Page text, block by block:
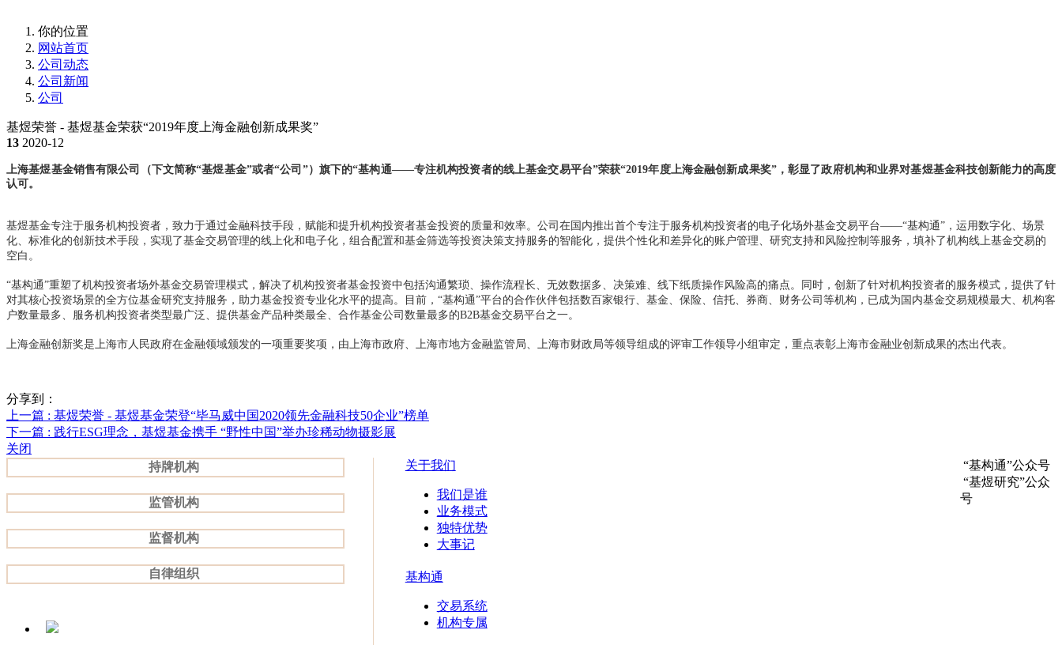
你的位置
网站首页
公司动态
公司新闻
公司
基煜荣誉 - 基煜基金荣获“2019年度上海金融创新成果奖”
13 2020-12
上海基煜基金销售有限公司（下文简称“基煜基金”或者“公司”）旗下的“基构通——专注机构投资者的线上基金交易平台”荣获“2019年度上海金融创新成果奖”，彰显了政府机构和业界对基煜基金科技创新能力的高度
认可。
基煜基金专注于服务机构投资者，致力于通过金融科技手段，赋能和提升机构投资者基金投资的质量和效率。公司在国内推出首个专注于服务机构投资者的电子化场外基金交易平台——“基构通”，运用数字化、场景
化、标准化的创新技术手段，实现了基金交易管理的线上化和电子化，组合配置和基金筛选等投资决策支持服务的智能化，提供个性化和差异化的账户管理、研究支持和风险控制等服务，填补了机构线上基金交易的
空白。
“基构通”重塑了机构投资者场外基金交易管理模式，解决了机构投资者基金投资中包括沟通繁琐、操作流程长、无效数据多、决策难、线下纸质操作风险高的痛点。同时，创新了针对机构投资者的服务模式，提供了针
对其核心投资场景的全方位基金研究支持服务，助力基金投资专业化水平的提高。目前，“基构通”平台的合作伙伴包括数百家银行、基金、保险、信托、券商、财务公司等机构，已成为国内基金交易规模最大、机构客
户数量最多、服务机构投资者类型最广泛、提供基金产品种类最全、合作基金公司数量最多的B2B基金交易平台之一。
上海金融创新奖是上海市人民政府在金融领域颁发的一项重要奖项，由上海市政府、上海市地方金融监管局、上海市财政局等领导组成的评审工作领导小组审定，重点表彰上海市金融业创新成果的杰出代表。
分享到：
上一篇 : 基煜荣誉 - 基煜基金荣登“毕马威中国2020领先金融科技50企业”榜单
下一篇 : 践行ESG理念，基煜基金携手 “野性中国”举办珍稀动物摄影展
关闭
持牌机构
监管机构
监督机构
自律组织
关于我们
我们是谁
业务模式
独特优势
大事记
基构通
交易系统
机构专属
“基构通”公众号
“基煜研究”公众
号